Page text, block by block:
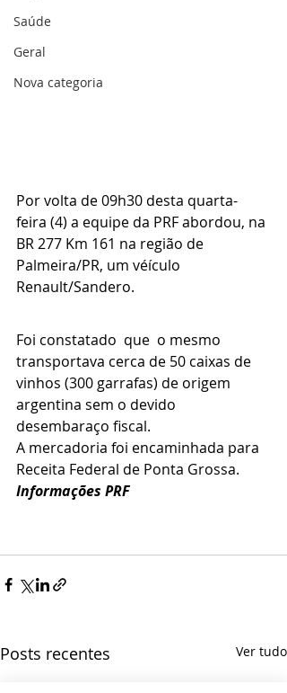
Saúde
Geral
Nova categoria
Por volta de 09h30 desta quarta-
feira (4) a equipe da PRF abordou, na
BR 277 Km 161 na região de
Palmeira/PR, um véículo
Renault/Sandero.
Foi constatado  que  o mesmo
transportava cerca de 50 caixas de
vinhos (300 garrafas) de origem
argentina sem o devido
desembaraço fiscal.
A mercadoria foi encaminhada para
Receita Federal de Ponta Grossa.
Informações PRF
Posts recentes Ver tudo